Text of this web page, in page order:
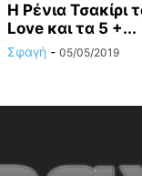
Η Ρένια Τσακίρι
Love και τα 5 +...
Σφαγή - 05/05/2019